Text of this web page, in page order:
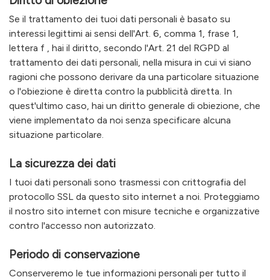
Se il trattamento dei tuoi dati personali è basato su
interessi legittimi ai sensi dell'Art. 6, comma 1, frase 1,
lettera f , hai il diritto, secondo l'Art. 21 del RGPD al
trattamento dei dati personali, nella misura in cui vi siano
ragioni che possono derivare da una particolare situazione
o l'obiezione è diretta contro la pubblicità diretta. In
quest'ultimo caso, hai un diritto generale di obiezione, che
viene implementato da noi senza specificare alcuna
situazione particolare.
La sicurezza dei dati
I tuoi dati personali sono trasmessi con crittografia del
protocollo SSL da questo sito internet a noi. Proteggiamo
il nostro sito internet con misure tecniche e organizzative
contro l'accesso non autorizzato.
Periodo di conservazione
Conserveremo le tue informazioni personali per tutto il